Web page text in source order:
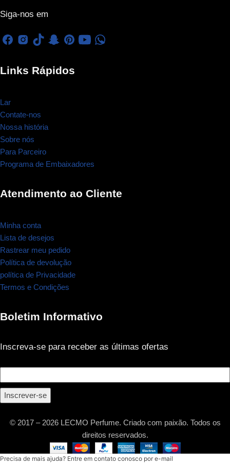
Siga-nos em
Links Rápidos
Lar
Contate-nos
Nossa história
Sobre nós
Para Parceiro
Programa de Embaixadores
Atendimento ao Cliente
Minha conta
Lista de desejos
Rastrear meu pedido
Política de devolução
política de Privacidade
Termos e Condições
Boletim Informativo
Inscreva-se para receber as últimas ofertas
Inscrever-se
© 2017 – 2026 LECMO Perfume. Criado com paixão. Todos os
direitos reservados.
Precisa de mais ajuda? Entre em contato conosco por e-mail